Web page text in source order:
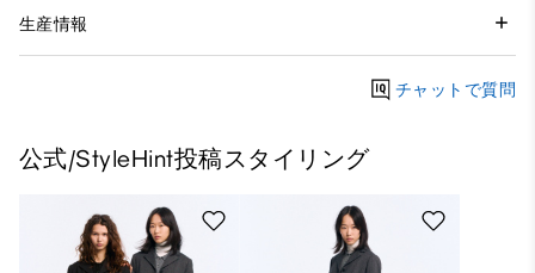
生産情報
チャットで質問
公式/StyleHint投稿スタイリング